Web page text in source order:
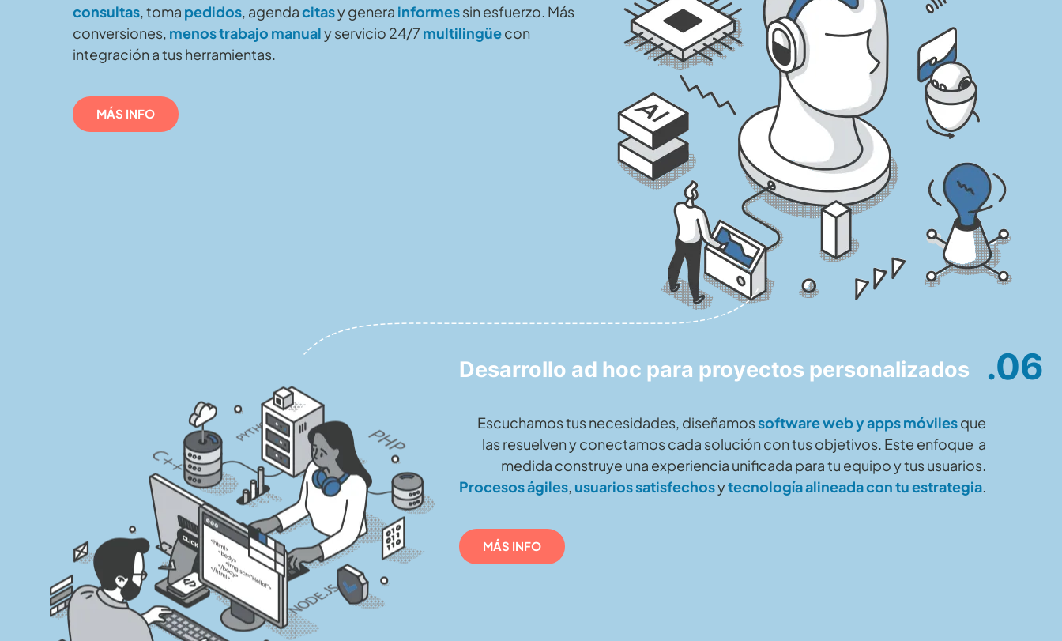
consultas, toma pedidos, agendacitasy genera informessin esfuerzo. Más
conversiones, menos trabajo manualy servicio 24/7 multilingüecon
integración a tus herramientas.
MÁS INFO
Desarrollo ad hoc para proyectos personalizados
Escuchamos tus necesidades, diseñamossoftware web y apps móvilesque
las resuelven y conectamos cada solución con tus objetivos. Este enfoque a
medida construye una experiencia unificada para tu equipo y tus usuarios.
Procesos ágiles, usuarios satisfechosytecnología alineada con tu estrategia.
MÁS INFO
.06